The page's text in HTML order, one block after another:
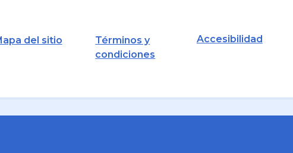
del sitio
Términos y
condiciones
Accesibilidad